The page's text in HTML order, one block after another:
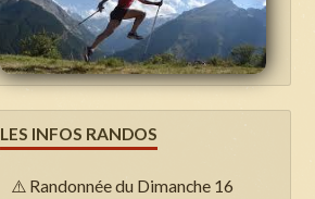
LES INFOS RANDOS
⚠️ Randonnée du Dimanche 16